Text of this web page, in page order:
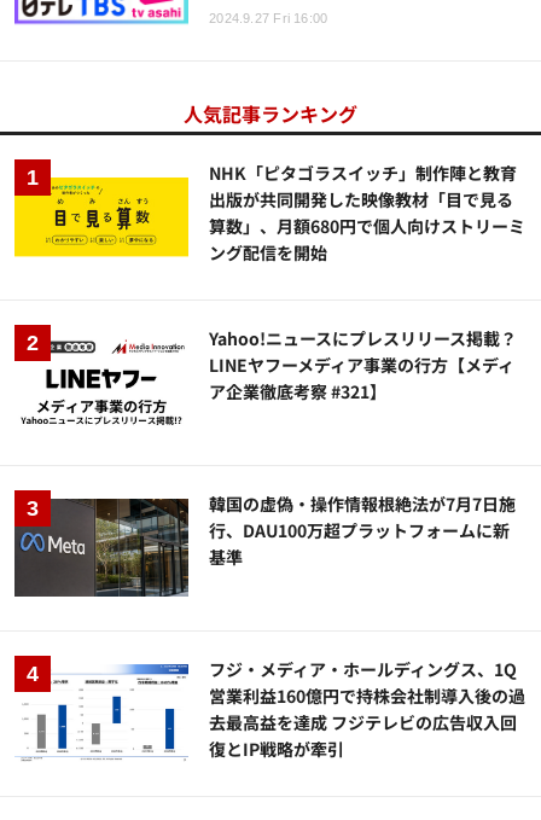
2024.9.27 Fri 16:00
人気記事ランキング
NHK「ピタゴラスイッチ」制作陣と教育
出版が共同開発した映像教材「目で見る
算数」、月額680円で個人向けストリーミ
ング配信を開始
Yahoo!ニュースにプレスリリース掲載？
LINEヤフーメディア事業の行方【メディ
ア企業徹底考察 #321】
韓国の虚偽・操作情報根絶法が7月7日施
行、DAU100万超プラットフォームに新
基準
フジ・メディア・ホールディングス、1Q
営業利益160億円で持株会社制導入後の過
去最高益を達成 フジテレビの広告収入回
復とIP戦略が牽引